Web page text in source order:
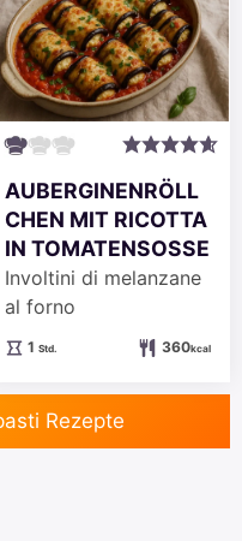
AUBERGINENRÖLL
CHEN MIT RICOTTA
IN TOMATENSOSSE
Involtini di melanzane
al forno
1Stunde
Std. 360kcal
Rezepte